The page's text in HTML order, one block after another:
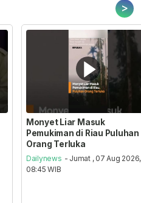
>
Monyet Liar Masuk
Pemukiman di Riau Puluhan
Orang Terluka
Dailynews - Jumat , 07 Aug 2026,
08:45 WIB